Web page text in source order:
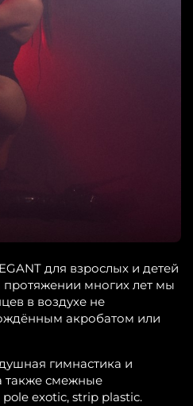
для взрослых и детей
протяжении многих лет мы
в воздухе не
акробатом или
гимнастика и
также смежные
pole exotic, strip plastic.